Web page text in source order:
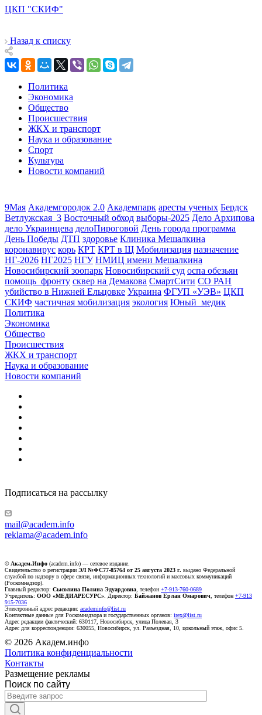
ЦКП "СКИФ"
Назад к списку
Политика
Экономика
Общество
Происшествия
ЖКХ и транспорт
Наука и образование
Спорт
Культура
Новости компаний
9Мая Академгородок 2.0 Академпарк аресты ученых Бердск
Ветлужская_3 Восточный обход выборы-2025 Дело Архипова
дело Украинцева делоПироговой День города программа
День Победы ДТП здоровье Клиника Мешалкина
коронавирус корь КРТ КРТ в Щ Мобилизация назначение
НГ-2026 НГ2025 НГУ НМИЦ имени Мешалкина
Новосибирский зоопарк Новосибирский суд оспа обезьян
помощь_фронту сквер на Демакова СмартСити СО РАН
убийство в Нижней Ельцовке Украина ФГУП «УЭВ» ЦКП
СКИФ частичная мобилизация экология Юный_медик
Политика
Экономика
Общество
Происшествия
ЖКХ и транспорт
Наука и образование
Новости компаний
Подписаться на рассылку
mail@academ.info
reklama@academ.info
© Академ.Инфо (academ.info) — сетевое издание.
Свидетельство о регистрации ЭЛ №ФС77-85764 от 25 августа 2023 г. выдано Федеральной
службой по надзору в сфере связи, информационных технологий и массовых коммуникаций
(Роскомнадзор).
Главный редактор: Сысолина Полина Эдуардовна , телефон +7-913-760-0689
Учредитель: ООО «МЕДИАРЕСУРС» . Директор: Байжанов Ерлан Омарович , телефон +7-913
915-7036
Электронный адрес редакции: academinfo@list.ru
Контактные данные для Роскомнадзора и государственных органов: irex@list.ru
Адрес редакции фактический: 630117, Новосибирск, улица Полевая, 3
Адрес для корреспонденции: 630055, Новосибирск, ул. Разъездная, 10, цокольный этаж, офис 5.
© 2026 Академ.инфо
Политика конфиденциальности
Контакты
Размещение рекламы
Поиск по сайту